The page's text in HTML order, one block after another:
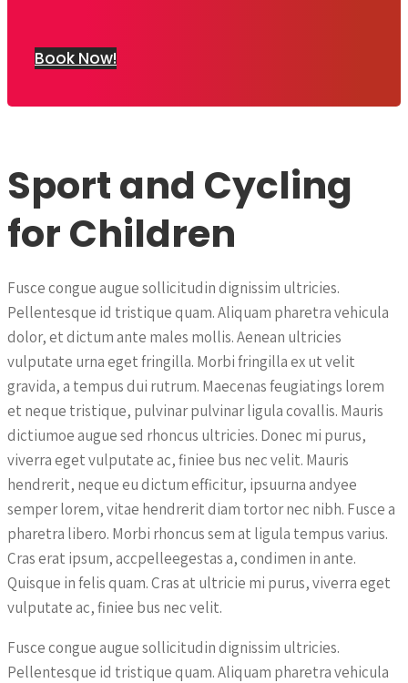
Book Now!
Sport and Cycling
for Children
Fusce congue augue sollicitudin dignissim ultricies.
Pellentesque id tristique quam. Aliquam pharetra vehicula
dolor, et dictum ante males mollis. Aenean ultricies
vulputate urna eget fringilla. Morbi fringilla ex ut velit
gravida, a tempus dui rutrum. Maecenas feugiatings lorem
et neque tristique, pulvinar pulvinar ligula covallis. Mauris
dictiumoe augue sed rhoncus ultricies. Donec mi purus,
viverra eget vulputate ac, finiee bus nec velit. Mauris
hendrerit, neque eu dictum efficitur, ipsuurna andyee
semper lorem, vitae hendrerit diam tortor nec nibh. Fusce a
pharetra libero. Morbi rhoncus sem at ligula tempus varius.
Cras erat ipsum, accpelleegestas a, condimen in ante.
Quisque in felis quam. Cras at ultricie mi purus, viverra eget
vulputate ac, finiee bus nec velit.
Fusce congue augue sollicitudin dignissim ultricies.
Pellentesque id tristique quam. Aliquam pharetra vehicula